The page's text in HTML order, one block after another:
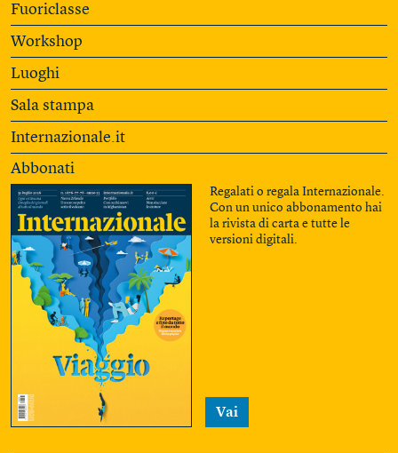
Fuoriclasse
Workshop
Luoghi
Sala stampa
Internazionale.it
Abbonati
Regalati o regala Internazionale.
Con un unico abbonamento hai
la rivista di carta e tutte le
versioni digitali.
Vai